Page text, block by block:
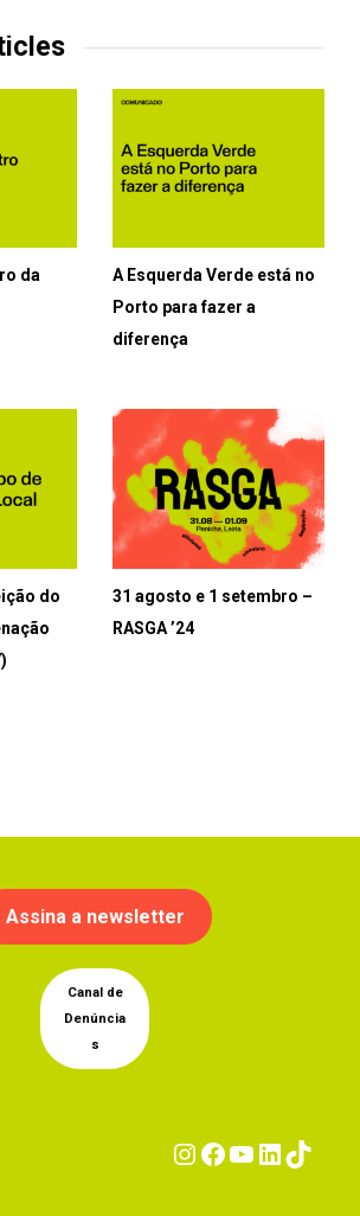
da
A Esquerda Verde está no
Porto para fazer a
diferença
do
31 agosto e 1 setembro –
RASGA ’24
Assina a newsletter
Canal de
Denúncia
s
Instagram
Facebook